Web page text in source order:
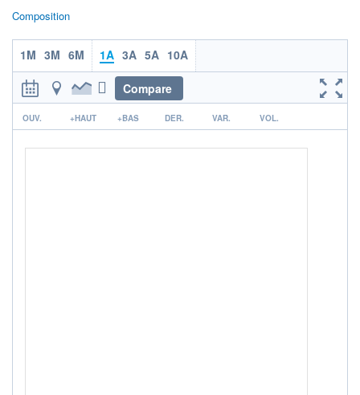
ACTIF NET (EUR)
2 674M / 31.07.26
NOTATION MORNINGSTAR ⁽¹⁾
5/7
Composition
1M 3M 6M 1A 3A 5A 10A
Compare
r
OUV. +HAUT +BAS DER. VAR. VOL.